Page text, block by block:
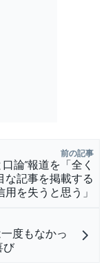
前の記事
論”報道を「全く
な記事を掲載する
用を失うと思う」
度もなかっ
び